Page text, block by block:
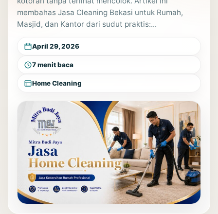
membahas Jasa Cleaning Bekasi untuk Rumah,
Masjid, dan Kantor dari sudut praktis:...
April 29, 2026
7 menit baca
Home Cleaning